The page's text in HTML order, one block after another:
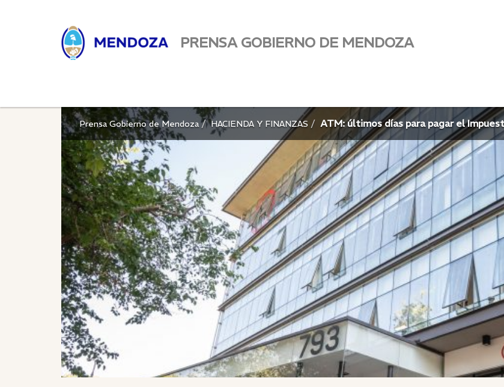
PRENSA GOBIERNO DE MENDOZA
Prensa Gobierno de Mendoza HACIENDA Y FINANZAS ATM: últimos días para pagar el